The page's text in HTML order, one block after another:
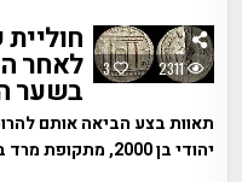
3 2311 לאחר
בשער
תאוות בצע הביאה אותם
יהודי בן 2000, מתקופת מרד בר כוכבא